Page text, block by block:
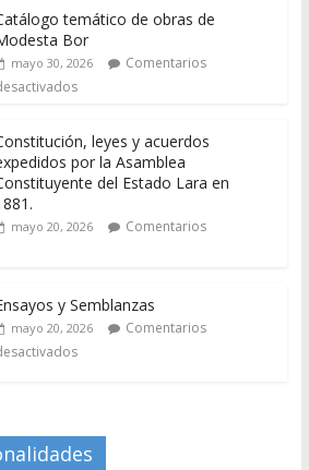
temático de obras de
Bor
mayo 30, 2026
Comentarios
leyes y acuerdos
por la Asamblea
del Estado Lara en
mayo 20, 2026
Comentarios
y Semblanzas
mayo 20, 2026
Comentarios